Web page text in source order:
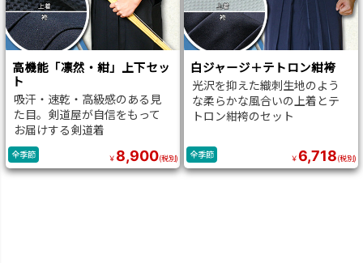
高機能「凛然・紺」上下セッ
ト
吸汗・速乾・高級感のある見
た目。剣道屋が自信をもって
お届けする剣道着
￥ 8,900(税別)
全季節
白ジャージ＋テトロン紺袴
光沢を抑えた織刺生地のよう
な柔らかな風合いの上着とテ
トロン紺袴のセット
￥6,718(税別)
全季節